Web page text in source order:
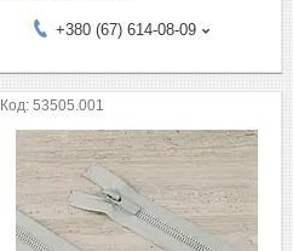
+380 (67) 614-08-09
53505.001